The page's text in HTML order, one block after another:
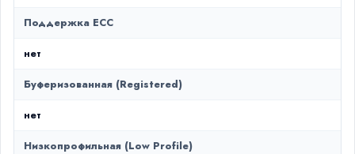
Поддержка ECC
нет
Буферизованная (Registered)
нет
Низкопрофильная (Low Profile)